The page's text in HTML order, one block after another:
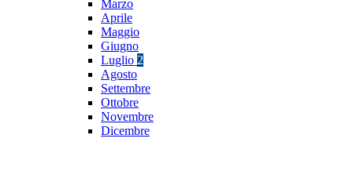
Marzo
Aprile
Maggio
Giugno
Luglio 2
Agosto
Settembre
Ottobre
Novembre
Dicembre